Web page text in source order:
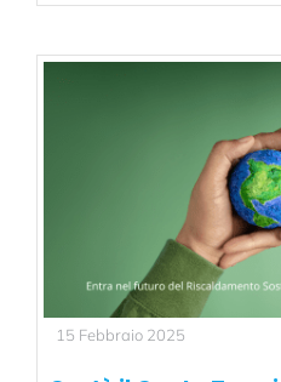
15 Febbraio 2025